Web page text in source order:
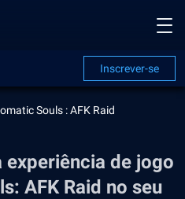
Inscrever-se
Souls : AFK Raid
de jogo
AFK Raid no seu